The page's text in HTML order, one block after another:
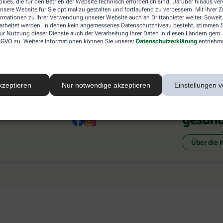
die für den Betrieb der Website technisch erforderlich sind. Darüber hinaus
Website für Sie optimal zu gestalten und fortlaufend zu verbessern. Mit Ihrer
zu Ihrer Verwendung unserer Website auch an Drittanbieter weiter. Soweit
werden, in denen kein angemessenes Datenschutzniveau besteht, stimmen
Nutzung dieser Dienste auch der Verarbeitung Ihrer Daten in diesen Ländern
zu. Weitere Informationen können Sie unserer Datenschutzerklärung
Nur notwendige akzeptieren Einstellungen
einer anderen akzeptierten
Ihrer Apotheke vor Ort.
Abholung in der Apotheke
Botendienstlieferung
Über die